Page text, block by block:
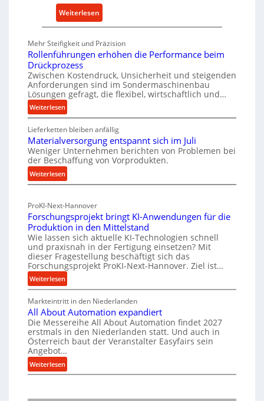
k
a
u
f
v
n
I
d
u
s
t
E
r
s
a
t
t
e
i
l
e
i
Weiterlesen:
M
t
o
d
e
r
n
c
a
l
t
i
g
W
e
r
k
z
Mehr Steifigkeit und Präzision
Rollenführungen erhöhen die Performance beim
Drückprozess
Zwischen Kostendruck, Unsicherheit und steigenden
Anforderungen sind im Sondermaschinenbau
Lösungen gefragt, die flexibel, wirtschaftlich und…
Weiterlesen:
R
o
l
l
e
n
f
h
r
u
n
g
e
n
e
ö
h
e
n
d
i
P
Lieferketten bleiben anfällig
Materialversorgung entspannt sich im Juli
Weniger Unternehmen berichten von Problemen bei
der Beschaffung von Vorprodukten.
Weiterlesen:
M
t
e
r
i
a
l
v
e
r
g
u
n
g
n
ProKI-Next-Hannover
Forschungsprojekt bringt KI-Anwendungen für die
Produktion in den Mittelstand
Wie lassen sich aktuelle KI-Technologien schnell
und praxisnah in der Fertigung einsetzen? Mit
dieser Fragestellung beschäftigt sich das
Forschungsprojekt ProKI-Next-Hannover. Ziel ist…
Weiterlesen:
F
o
r
s
c
h
u
n
Markteintritt in den Niederlanden
All About Automation expandiert
Die Messereihe All About Automation findet 2027
erstmals in den Niederlanden statt. Und auch in
Österreich baut der Veranstalter Easyfairs sein
Angebot…
Weiterlesen:
A
l